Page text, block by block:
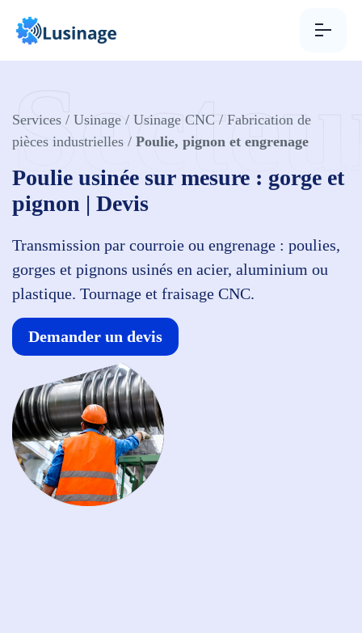
Services / Usinage / Usinage CNC / Fabrication de
pièces industrielles / Poulie, pignon et engrenage
Poulie usinée sur mesure : gorge et
pignon | Devis
Transmission par courroie ou engrenage : poulies,
gorges et pignons usinés en acier, aluminium ou
plastique. Tournage et fraisage CNC.
Demander un devis